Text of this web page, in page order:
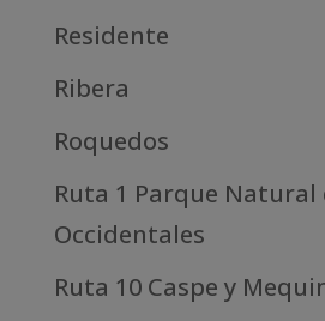
Residente
Ribera
Roquedos
Ruta 1 Parque Natural
Occidentales
Ruta 10 Caspe y